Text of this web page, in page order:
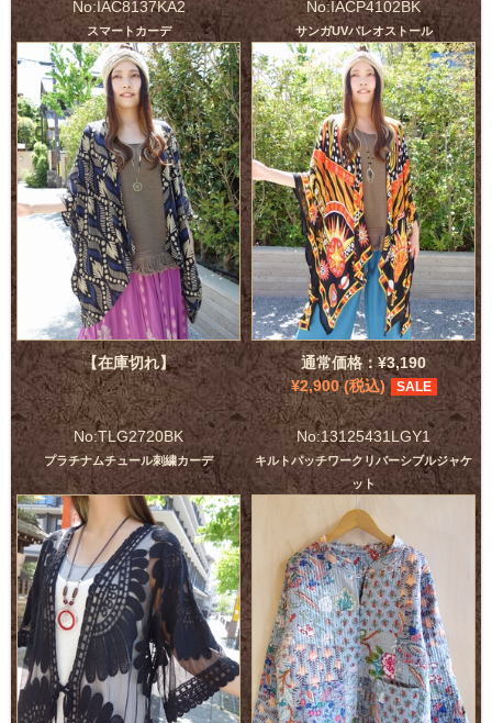
No:IAC8137KA2
スマートカーデ
【在庫切れ】
No:IACP4102BK
サンガUVパレオストール
通常価格：¥3,190
¥2,900 (税込)
SALE
No:TLG2720BK
プラチナムチュール刺繍カーデ
No:13125431LGY1
キルトパッチワークリバーシブルジャケ
ット